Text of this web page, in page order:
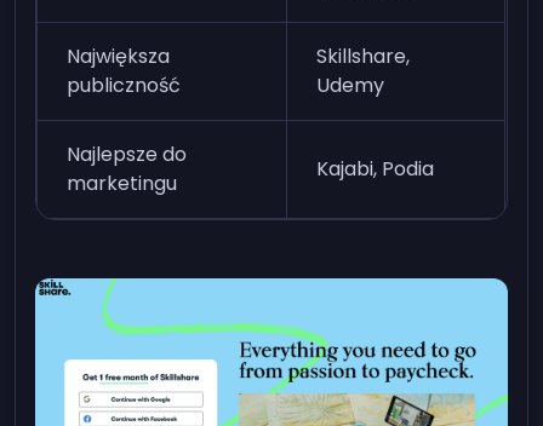
Największa
publiczność
Skillshare,
Udemy
Najlepsze do
marketingu
Kajabi, Podia